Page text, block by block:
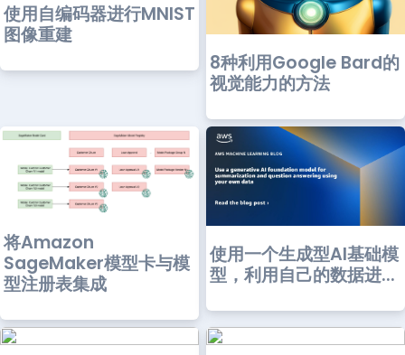
使用自编码器进行MNIST
图像重建
8种利用Google Bard的
视觉能力的方法
将Amazon
SageMaker模型卡与模
型注册表集成
使用一个生成型AI基础模
型，利用自己的数据进...